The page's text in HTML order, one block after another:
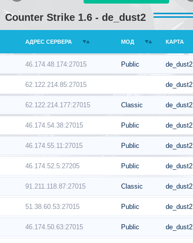
Counter Strike 1.6 - de_dust2
АДРЕС СЕРВЕРА МОД КАРТА
46.174.48.174:27015 Public de_dust2
62.122.214.85:27015 de_dust2
62.122.214.177:27015 Classic de_dust2
46.174.54.38:27015 Public de_dust2
46.174.55.11:27015 Public de_dust2
46.174.52.5:27205 Public de_dust2
91.211.118.87:27015 Classic de_dust2
51.38.60.53:27015 Public de_dust2
46.174.50.63:27015 Public de_dust2